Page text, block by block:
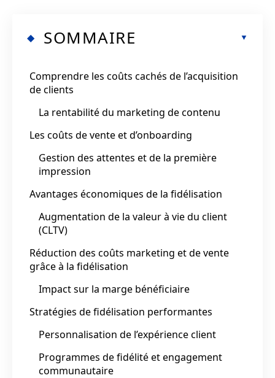
SOMMAIRE
Comprendre les coûts cachés de l’acquisition
de clients
La rentabilité du marketing de contenu
Les coûts de vente et d’onboarding
Gestion des attentes et de la première
impression
Avantages économiques de la fidélisation
Augmentation de la valeur à vie du client
(CLTV)
Réduction des coûts marketing et de vente
grâce à la fidélisation
Impact sur la marge bénéficiaire
Stratégies de fidélisation performantes
Personnalisation de l’expérience client
Programmes de fidélité et engagement
communautaire